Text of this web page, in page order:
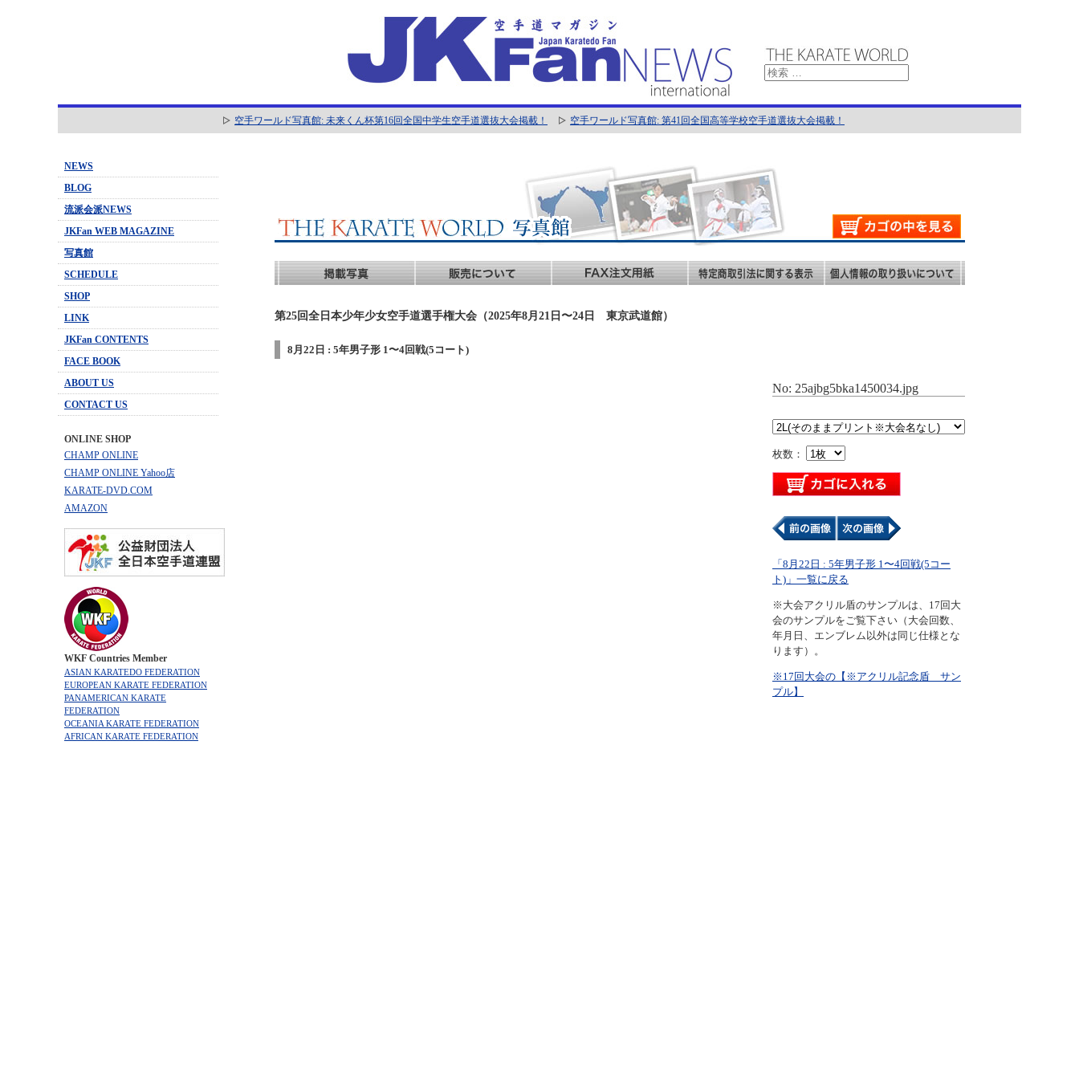
空手ワールド写真館: 未来くん杯第16回全国中学生空手道選抜大会掲載！ 空手ワールド写真館: 第41回全国高等学校空手道選抜大会掲載！
NEWS
BLOG
流派会派NEWS
JKFan WEB MAGAZINE
写真館
SCHEDULE
SHOP
LINK
JKFan CONTENTS
FACE BOOK
ABOUT US
CONTACT US
ONLINE SHOP
CHAMP ONLINE
CHAMP ONLINE Yahoo店
KARATE-DVD.COM
AMAZON
WKF Countries Member
ASIAN KARATEDO FEDERATION
EUROPEAN KARATE FEDERATION
PANAMERICAN KARATE
FEDERATION
OCEANIA KARATE FEDERATION
AFRICAN KARATE FEDERATION
第25回全日本少年少女空手道選手権大会（2025年8月21日〜24日 東京武道館）
8月22日 : 5年男子形 1〜4回戦(5コート)
No: 25ajbg5bka1450034.jpg
枚数：
「8月22日 : 5年男子形 1〜4回戦(5コー
ト)」一覧に戻る
※大会アクリル盾のサンプルは、17回大
会のサンプルをご覧下さい（大会回数、
年月日、エンブレム以外は同じ仕様とな
ります）。
※17回大会の【※アクリル記念盾 サン
プル】